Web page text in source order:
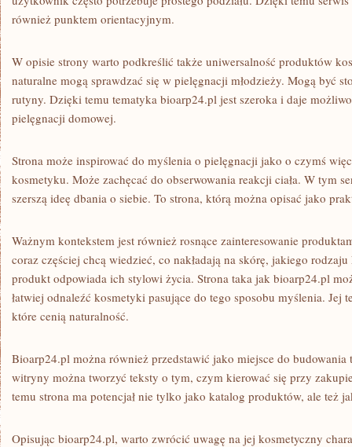
również punktem orientacyjnym.
W opisie strony warto podkreślić także uniwersalność produktów
naturalne mogą sprawdzać się w pielęgnacji młodzieży. Mogą być
rutyny. Dzięki temu tematyka bioarp24.pl jest szeroka i daje
pielęgnacji domowej.
Strona może inspirować do myślenia o pielęgnacji jako o czymś
kosmetyku. Może zachęcać do obserwowania reakcji ciała. W tym
szerszą ideę dbania o siebie. To strona, którą można opisać jako
Ważnym kontekstem jest również rosnące zainteresowanie
coraz częściej chcą wiedzieć, co nakładają na skórę, jakiego
produkt odpowiada ich stylowi życia. Strona taka jak bioarp24.pl
łatwiej odnaleźć kosmetyki pasujące do tego sposobu myślenia. Jej
które cenią naturalność.
Bioarp24.pl można również przedstawić jako miejsce do budowania
witryny można tworzyć teksty o tym, czym kierować się przy
temu strona ma potencjał nie tylko jako katalog produktów, ale też
Opisując bioarp24.pl, warto zwrócić uwagę na jej kosmetyczny